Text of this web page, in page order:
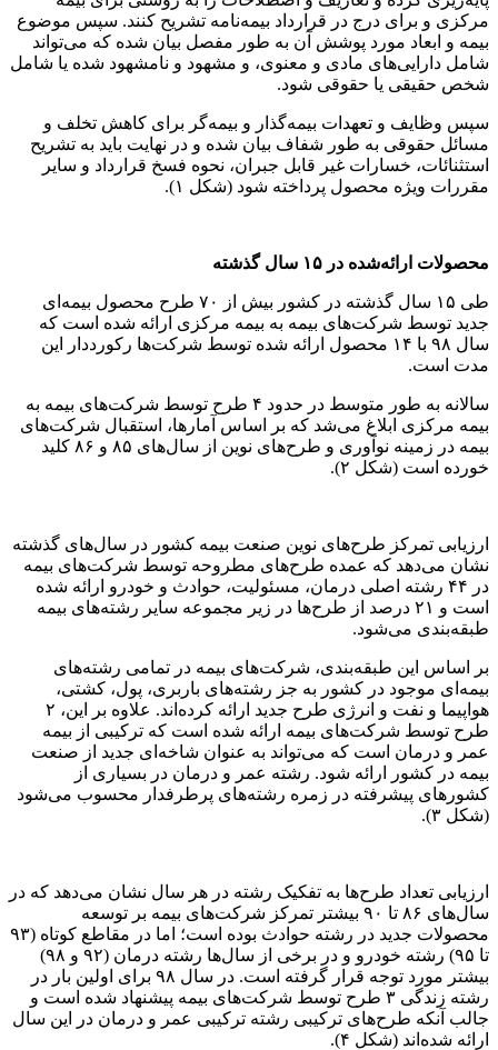
مرکزی و برای درج در قرارداد بیمه‌نامه تشریح کنند. سپس موضوع
بیمه و ابعاد مورد پوشش آن به طور مفصل بیان شده که می‌تواند
شامل دارایی‌های مادی و معنوی، و مشهود و نامشهود شده یا شامل
شخص حقیقی یا حقوقی شود.
سپس وظایف و تعهدات بیمه‌گذار و بیمه‌گر برای کاهش تخلف و
مسائل حقوقی به طور شفاف بیان شده و در نهایت باید به تشریح
استثنائات، خسارات غیر قابل جبران، نحوه فسخ قرارداد و سایر
مقررات ویژه محصول پرداخته شود (شکل ۱).
محصولات ارائه‌شده در ۱۵ سال گذشته
طی ۱۵ سال گذشته در کشور بیش از ۷۰ طرح محصول بیمه‌ای
جدید توسط شرکت‌های بیمه به بیمه مرکزی ارائه شده است که
سال ۹۸ با ۱۴ محصول ارائه شده توسط شرکت‌ها رکورددار این
مدت است.
سالانه به طور متوسط در حدود ۴ طرح توسط شرکت‌های بیمه به
بیمه مرکزی ابلاغ می‌شد که بر اساس آمارها، استقبال شرکت‌های
بیمه در زمینه نوآوری و طرح‌های نوین از سال‌های ۸۵ و ۸۶ کلید
خورده است (شکل ۲).
ارزیابی تمرکز طرح‌های نوین صنعت بیمه کشور در سال‌های گذشته
نشان می‌دهد که عمده طرح‌های مطروحه توسط شرکت‌های بیمه
در ۴۴ رشته اصلی درمان، مسئولیت، حوادث و خودرو ارائه شده
است و ۲۱ درصد از طرح‌ها در زیر مجموعه سایر رشته‌های بیمه
طبقه‌بندی می‌شود.
بر اساس این طبقه‌بندی، شرکت‌های بیمه در تمامی رشته‌های
بیمه‌ای موجود در کشور به جز رشته‌های باربری، پول، کشتی،
هواپیما و نفت و انرژی طرح جدید ارائه کرده‌اند. علاوه بر این، ۲
طرح توسط شرکت‌های بیمه ارائه شده است که ترکیبی از بیمه
عمر و درمان است که می‌تواند به عنوان شاخه‌ای جدید از صنعت
بیمه در کشور ارائه شود. رشته عمر و درمان در بسیاری از
کشورهای پیشرفته در زمره رشته‌های پرطرفدار محسوب می‌شود
(شکل ۳).
ارزیابی تعداد طرح‌ها به تفکیک رشته در هر سال نشان می‌دهد که در
سال‌های ۸۶ تا ۹۰ بیشتر تمرکز شرکت‌های بیمه بر توسعه
محصولات جدید در رشته حوادث بوده است؛ اما در مقاطع کوتاه (۹۳
تا ۹۵) رشته خودرو و در برخی از سال‌ها رشته درمان (۹۲ و ۹۸)
بیشتر مورد توجه قرار گرفته است. در سال ۹۸ برای اولین بار در
رشته زندگی ۳ طرح توسط شرکت‌های بیمه پیشنهاد شده است و
جالب آنکه طرح‌های ترکیبی رشته ترکیبی عمر و درمان در این سال
ارائه شده‌اند (شکل ۴).